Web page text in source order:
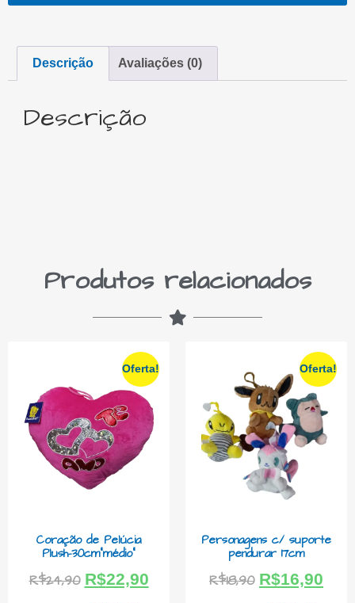
Descrição Avaliações (0)
Descrição
Produtos relacionados
Oferta!
Coração de Pelúcia
Plush-30cm”médio”
R$24,90 R$22,90
Oferta!
Personagens c/ suporte
pendurar 17cm
R$18,90 R$16,90